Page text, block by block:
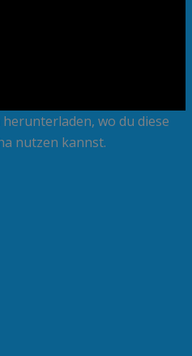
wo du diese
nutzen kannst.